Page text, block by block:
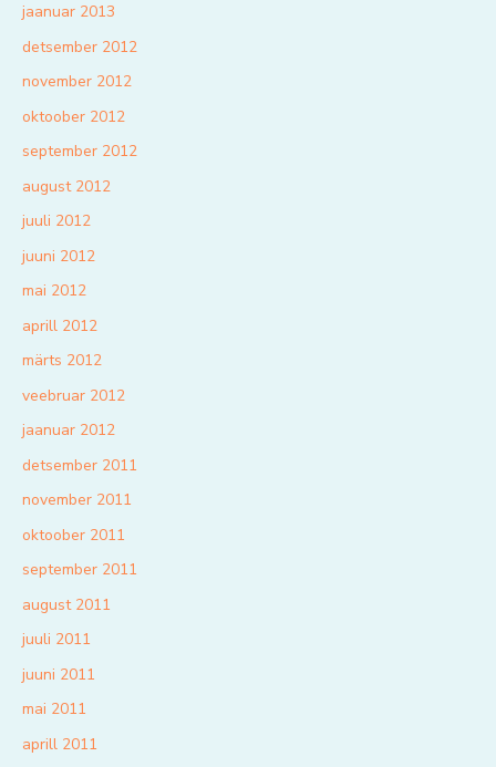
jaanuar 2013
detsember 2012
november 2012
oktoober 2012
september 2012
august 2012
juuli 2012
juuni 2012
mai 2012
aprill 2012
märts 2012
veebruar 2012
jaanuar 2012
detsember 2011
november 2011
oktoober 2011
september 2011
august 2011
juuli 2011
juuni 2011
mai 2011
aprill 2011